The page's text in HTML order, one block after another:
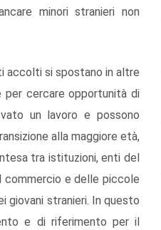
minori stranieri non
accolti si spostano in altre
per cercare opportunità di
un lavoro e possono
alla maggiore età,
tra istituzioni, enti del
e delle piccole
giovani stranieri. In questo
e di riferimento per il